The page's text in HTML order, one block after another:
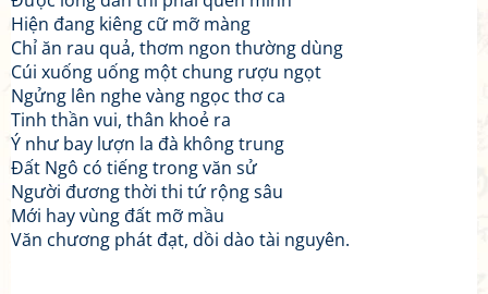
Hiện đang kiêng cữ mỡ màng
Chỉ ăn rau quả, thơm ngon thường dùng
Cúi xuống uống một chung rượu ngọt
Ngửng lên nghe vàng ngọc thơ ca
Tinh thần vui, thân khoẻ ra
Ý như bay lượn la đà không trung
Đất Ngô có tiếng trong văn sử
Người đương thời thi tứ rộng sâu
Mới hay vùng đất mỡ mầu
Văn chương phát đạt, dồi dào tài nguyên.